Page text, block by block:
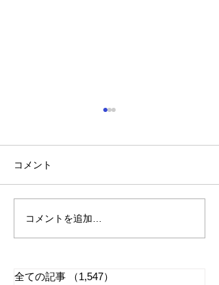
れいわ・山本太郎が代表
辞任 日本第一党・桜井
コメント
コメントを追加…
全ての記事 （1,547）